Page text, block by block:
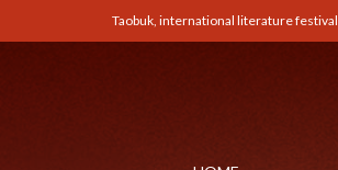
Taobuk, international literature festival